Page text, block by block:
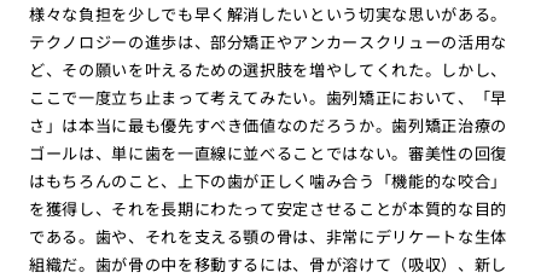
様々な負担を少しでも早く解消したいという切実な思いがある。
テクノロジーの進歩は、部分矯正やアンカースクリューの活用な
ど、その願いを叶えるための選択肢を増やしてくれた。しかし、
ここで一度立ち止まって考えてみたい。歯列矯正において、「早
さ」は本当に最も優先すべき価値なのだろうか。歯列矯正治療の
ゴールは、単に歯を一直線に並べることではない。審美性の回復
はもちろんのこと、上下の歯が正しく噛み合う「機能的な咬合」
を獲得し、それを長期にわたって安定させることが本質的な目的
である。歯や、それを支える顎の骨は、非常にデリケートな生体
組織だ。歯が骨の中を移動するには、骨が溶けて（吸収）、新し